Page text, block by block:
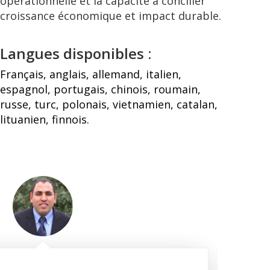
croissance économique et impact durable.
Langues disponibles :
Français, anglais, allemand, italien,
espagnol, portugais, chinois, roumain,
russe, turc, polonais, vietnamien, catalan,
lituanien, finnois.